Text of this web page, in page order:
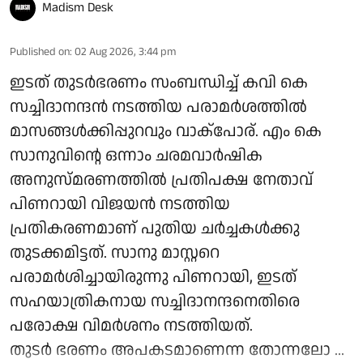
Madism Desk
Published on: 02 Aug 2026, 3:44 pm
ഇടത് തുടര്‍ഭരണം സംബന്ധിച്ച് കവി കെ
സച്ചിദാനന്ദന്‍ നടത്തിയ പരാമര്‍ശത്തില്‍
മാസങ്ങള്‍ക്കിപ്പുറവും വാക്പോര്. എം കെ
സാനുവിന്റെ ഒന്നാം ചരമവാര്‍ഷിക
അനുസ്മരണത്തില്‍ പ്രതിപക്ഷ നേതാവ്
പിണറായി വിജയന്‍ നടത്തിയ
പ്രതികരണമാണ് പുതിയ ചര്‍ച്ചകള്‍ക്കു
തുടക്കമിട്ടത്. സാനു മാസ്റ്ററെ
പരാമര്‍ശിച്ചായിരുന്നു പിണറായി, ഇടത്
സഹയാത്രികനായ സച്ചിദാനന്ദനെതിരെ
പരോക്ഷ വിമര്‍ശനം നടത്തിയത്.
തുടര്‍ ഭരണം അപകടമാണെന്ന തോന്നലോ ...